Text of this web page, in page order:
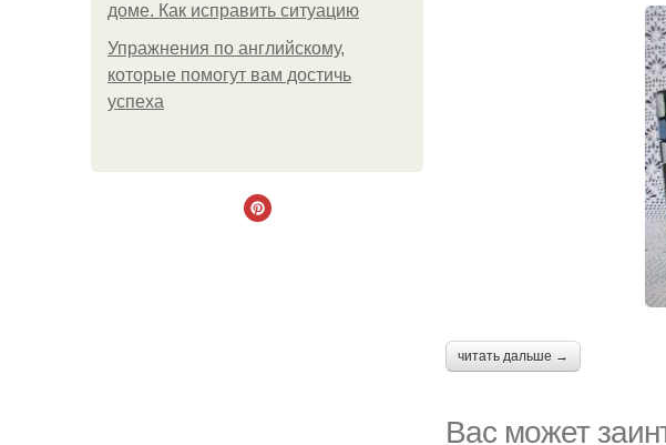
доме. Как исправить ситуацию
Упражнения по английскому,
которые помогут вам достичь
успеха
читать дальше →
Вас может